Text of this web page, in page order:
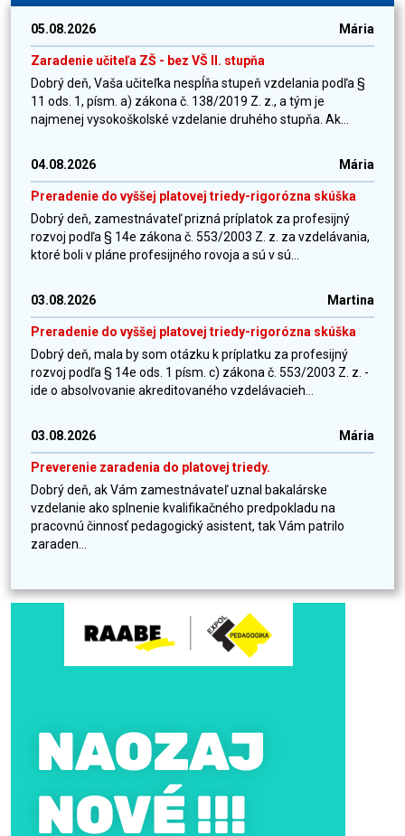
05.08.2026 Mária
Zaradenie učiteľa ZŠ - bez VŠ II. stupňa
Dobrý deň, Vaša učiteľka nespĺňa stupeň vzdelania podľa §
11 ods. 1, písm. a) zákona č. 138/2019 Z. z., a tým je
najmenej vysokoškolské vzdelanie druhého stupňa. Ak...
04.08.2026 Mária
Preradenie do vyššej platovej triedy-rigorózna skúška
Dobrý deň, zamestnávateľ prizná príplatok za profesijný
rozvoj podľa § 14e zákona č. 553/2003 Z. z. za vzdelávania,
ktoré boli v pláne profesijného rovoja a sú v sú...
03.08.2026 Martina
Preradenie do vyššej platovej triedy-rigorózna skúška
Dobrý deň, mala by som otázku k príplatku za profesijný
rozvoj podľa § 14e ods. 1 písm. c) zákona č. 553/2003 Z. z. -
ide o absolvovanie akreditovaného vzdelávacieh...
03.08.2026 Mária
Preverenie zaradenia do platovej triedy.
Dobrý deň, ak Vám zamestnávateľ uznal bakalárske
vzdelanie ako splnenie kvalifikačného predpokladu na
pracovnú činnosť pedagogický asistent, tak Vám patrilo
zaraden...